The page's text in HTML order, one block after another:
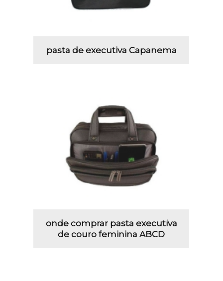
pasta de executiva Capanema
onde comprar pasta executiva
de couro feminina ABCD